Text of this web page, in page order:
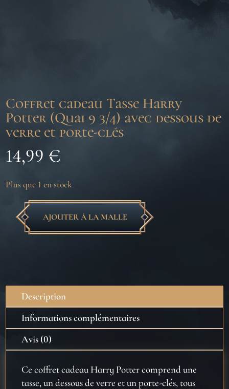
Coffret cadeau Tasse Harry
Potter (Quai 9 3/4) avec dessous de
verre et porte-clés
14,99 €
Plus que 1 en stock
quantité
Potter
(Quai
9
dessous
AJOUTER À LA MALLE
Description
Informations complémentaires
Avis (0)
Ce coffret cadeau Harry Potter comprend une
tasse, un dessous de verre et un porte-clés, tous